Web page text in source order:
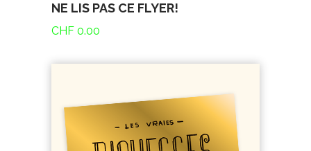
NE LIS PAS CE FLYER!
CHF 0.00